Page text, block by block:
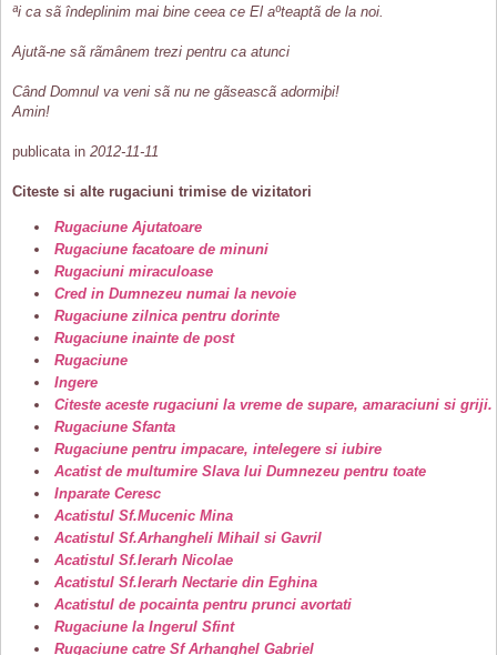
ªi ca sã îndeplinim mai bine ceea ce El aºteaptã de la noi.
Ajutã-ne sã rãmânem trezi pentru ca atunci
Când Domnul va veni sã nu ne gãseascã adormiþi!
Amin!
publicata in 2012-11-11
Citeste si alte rugaciuni trimise de vizitatori
Rugaciune Ajutatoare
Rugaciune facatoare de minuni
Rugaciuni miraculoase
Cred in Dumnezeu numai la nevoie
Rugaciune zilnica pentru dorinte
Rugaciune inainte de post
Rugaciune
Ingere
Citeste aceste rugaciuni la vreme de supare, amaraciuni si griji.
Rugaciune Sfanta
Rugaciune pentru impacare, intelegere si iubire
Acatist de multumire Slava lui Dumnezeu pentru toate
Inparate Ceresc
Acatistul Sf.Mucenic Mina
Acatistul Sf.Arhangheli Mihail si Gavril
Acatistul Sf.Ierarh Nicolae
Acatistul Sf.Ierarh Nectarie din Eghina
Acatistul de pocainta pentru prunci avortati
Rugaciune la Ingerul Sfint
Rugaciune catre Sf Arhanghel Gabriel